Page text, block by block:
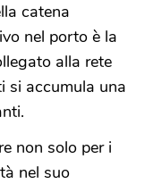
catena
nel porto è la
alla rete
si accumula una
non solo per i
nel suo